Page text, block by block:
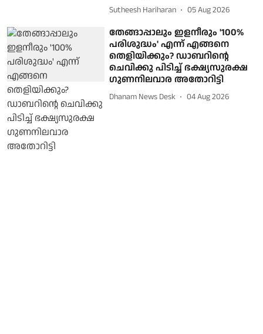
Sutheesh Hariharan 05 Aug 2026
തേങ്ങാപ്പാലും ഇളനീരും '100%
പരിശുദ്ധം' എന്ന് എങ്ങനെ
തെളിയിക്കും? ഡാബറിന്റെ
ചെവിക്കു പിടിച്ച് ഭക്ഷ്യസുരക്ഷ
ഗുണനിലവാര അതോറിട്ടി
Dhanam News Desk 04 Aug 2026